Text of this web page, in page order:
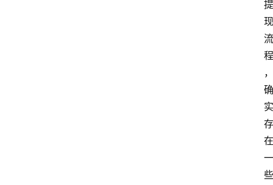
提
现
流
程
，
确
实
存
在
一
些